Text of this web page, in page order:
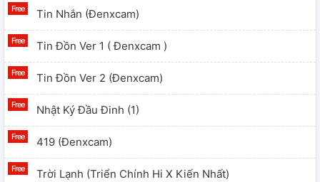
Tin Nhắn (đenxcam)
Tin Đồn Ver 1 ( Đenxcam )
Tin Đồn Ver 2 (đenxcam)
Nhật Ký Đầu Đinh (1)
419 (đenxcam)
Trời Lạnh (Triển Chính Hi X Kiến Nhất)